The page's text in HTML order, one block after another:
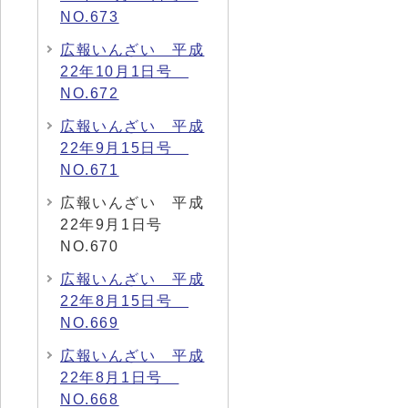
NO.673
広報いんざい 平成
22年10月1日号
NO.672
広報いんざい 平成
22年9月15日号
NO.671
広報いんざい 平成
22年9月1日号
NO.670
広報いんざい 平成
22年8月15日号
NO.669
広報いんざい 平成
22年8月1日号
NO.668